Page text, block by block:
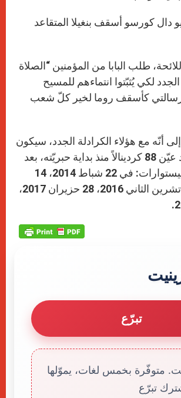
دال كورسو أسقف بنغيلا المتقاعد
طلب البابا من المؤمنين “الصلاة
لكي يُثبّتوا انتماءهم للمسيح
كأسقف روما لخير كلّ شعب
أنّه مع هؤلاء الكرادلة الجدد، سيكون
البابا فرنسيس قد عيّن 88 كردينالاً منذ بداية حبريّته، بعد
أن ترأس 5 كونسيستوارات: في 22 شباط 2014، 14
شباط 2015، 19 تشرين الثاني 2016، 28 حزيران 2017،
تبرّع
متوفّرة بخمس لغات، يموّلها
تبرّع